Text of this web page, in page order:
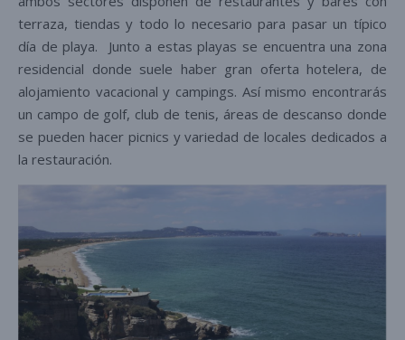
terraza, tiendas y todo lo necesario para pasar un típico
día de playa. Junto a estas playas se encuentra una zona
residencial donde suele haber gran oferta hotelera, de
alojamiento vacacional y campings. Así mismo encontrarás
un campo de golf, club de tenis, áreas de descanso donde
se pueden hacer picnics y variedad de locales dedicados a
la restauración.